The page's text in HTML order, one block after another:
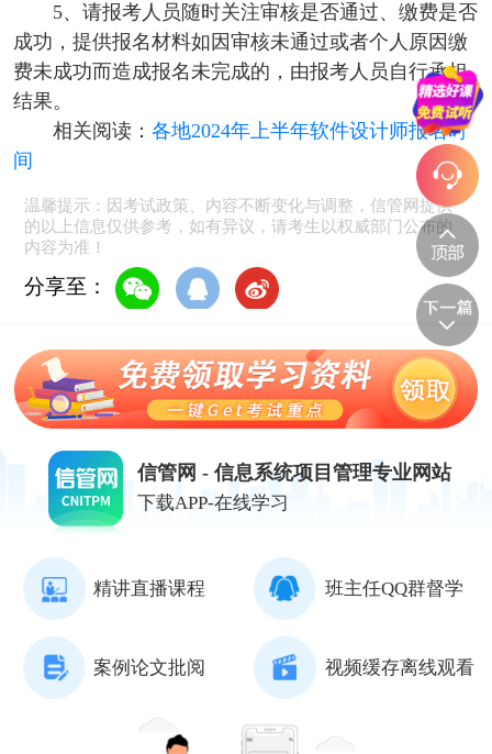
5、请报考人员随时关注审核是否通过、缴费是否
成功，提供报名材料如因审核未通过或者个人原因缴
费未成功而造成报名未完成的，由报考人员自行承担
结果。
相关阅读： 各地2024年上半年软件设计师报名时
间
温馨提示：因考试政策、内容不断变化与调整，信管网提供
的以上信息仅供参考，如有异议，请考生以权威部门公布的
内容为准！
分享至：
信管网 - 信息系统项目管理专业网站
下载APP-在线学习
精讲直播课程 班主任QQ群督学
案例论文批阅 视频缓存离线观看